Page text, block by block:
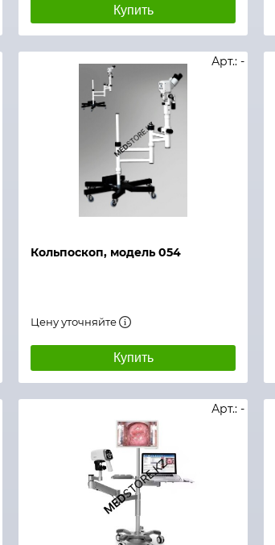
Купить
Кольпоскоп, модель 054
Арт.: -
Цену уточняйте
Купить
Быстрый просмотр
Арт.: -